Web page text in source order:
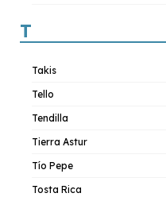
T
Takis
Tello
Tendilla
Tierra Astur
Tío Pepe
Tosta Rica